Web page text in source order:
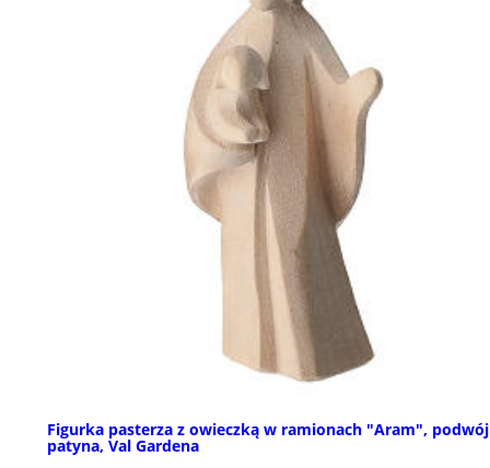
Figurka pasterza z owieczką w ramionach "Aram",
patyna, Val Gardena